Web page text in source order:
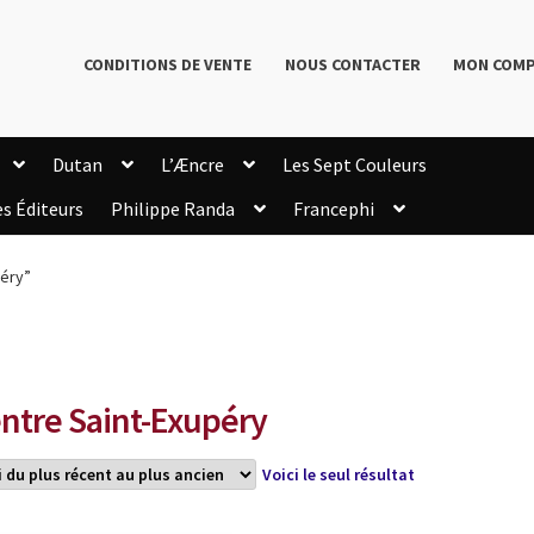
CONDITIONS DE VENTE NOUS CONTACTER MON
Dutan L’Æncre
Les Sept Couleurs
Éditeurs Philippe Randa
Francephi
Saint-Exupéry
Voici le seul résultat